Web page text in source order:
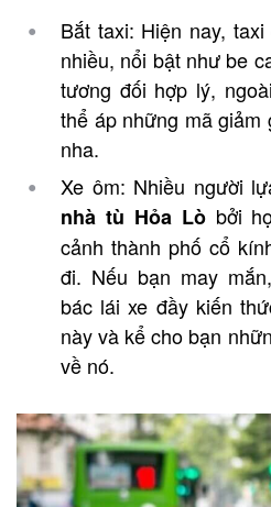
Bắt taxi: Hiện nay,
nhiều, nổi bật như be
tương đối hợp lý,
thể áp những mã
nha.
Xe ôm: Nhiều người
nhà tù Hỏa Lòbởi
cảnh thành phố cổ
đi. Nếu bạn may
bác lái xe đầy kiến
này và kể cho bạn
về nó.